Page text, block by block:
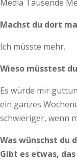
Media Tausende
Machst du dort
Ich müsste mehr.
Wieso müsstest
Es würde mir
ein ganzes
schwieriger, wenn
Was wünschst du
Gibt es etwas,